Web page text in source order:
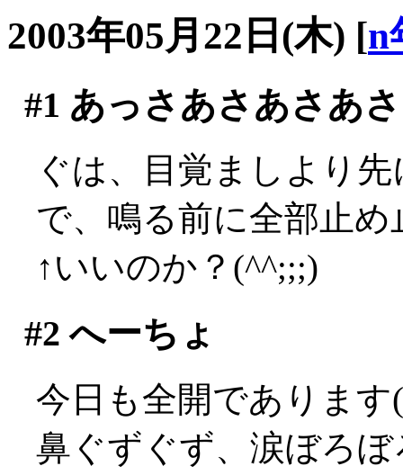
2003年05月22日(木) [n
#1 あっさあさあさあ
ぐは、目覚ましより
で、鳴る前に全部止
↑いいのか？(^^;;;)
#2 へーちょ
今日も全開であります
鼻ぐずぐず、涙ぼろ